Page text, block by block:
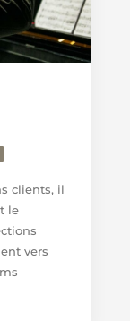
clients, il
le
vers